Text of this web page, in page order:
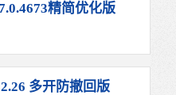
精简优化版
多开防撤回版